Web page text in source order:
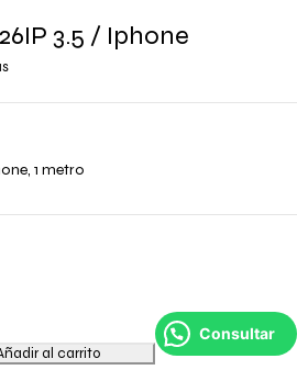
3.5 / Iphone
1 metro
al carrito
Consultar